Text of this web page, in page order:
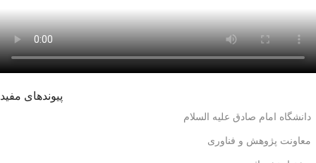
پیوندهای مفید
دانشگاه امام صادق علیه السلام
معاونت پژوهش و فناوری